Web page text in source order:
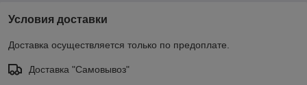
Условия доставки
Доставка осуществляется только по предоплате.
Доставка "Самовывоз"